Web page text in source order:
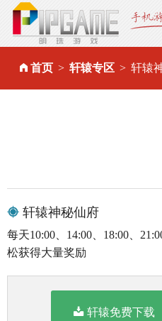
首页 轩辕专区 轩辕
轩辕神秘仙府
每天10:00、14:00、18:00、
松获得大量奖励
轩辕免费下载